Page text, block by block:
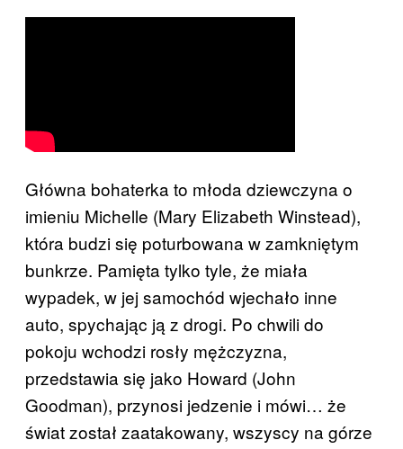
Główna bohaterka to młoda dziewczyna o
imieniu Michelle (Mary Elizabeth Winstead),
która budzi się poturbowana w zamkniętym
bunkrze. Pamięta tylko tyle, że miała
wypadek, w jej samochód wjechało inne
auto, spychając ją z drogi. Po chwili do
pokoju wchodzi rosły mężczyzna,
przedstawia się jako Howard (John
Goodman), przynosi jedzenie i mówi… że
świat został zaatakowany, wszyscy na górze